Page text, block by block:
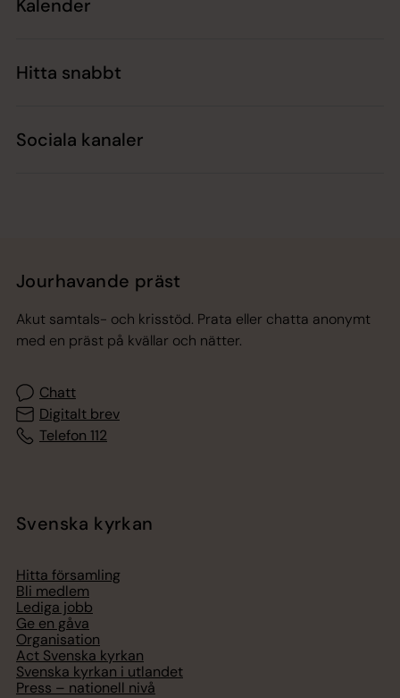
Kalender
Hitta snabbt
Sociala kanaler
Jourhavande präst
Akut samtals- och krisstöd. Prata eller chatta anonymt
med en präst på kvällar och nätter.
Chatt
Digitalt brev
Telefon 112
Svenska kyrkan
Hitta församling
Bli medlem
Lediga jobb
Ge en gåva
Organisation
Act Svenska kyrkan
Svenska kyrkan i utlandet
Press – nationell nivå